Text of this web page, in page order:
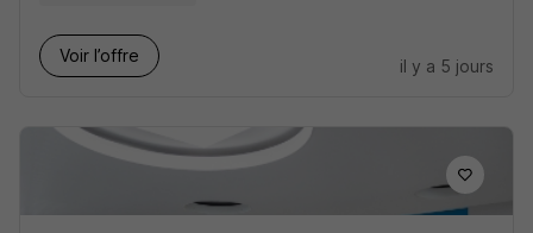
Voir l’offre
il y a 5 jours